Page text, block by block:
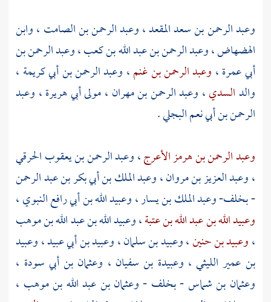
وعبد الرحمن بن سعد المقعد،وعبد الرحمن بن الصامت ،وابن
الهضهاض،وعبد الرحمن بن عبد الله بن كعب،وعبد الرحمن بن
أبي عمرة، وعبد الرحمن بن غنم، وعبد الرحمن بن أبي كريمة ،
والدالسدي، وعبد الرحمن بن مهران ، مولى أبي هريرة، وعبد
الرحمن بن أبي نعم البجلي.
وعبد الرحمن بن هرمز الأعرج،وعبد الرحمن بن يعقوب الحرقي
،وعبد العزيز بن مروان،وعبد الملك بن أبي بكر بن عبد الرحمن
- بخلف-وعبد الملك بن يسار،وعبيد الله بن أبي رافع النبوي،
وعبيد الله بن عبد الله بن عتبة،وعبيد الله بن عبد الله بن موهب
،وعبيد بن حنين،وعبيد بن سلمان،وعبيد بن أبي عبيد،وعبيد
بن عمير الليثي ، وعبيدة بن سفيان ، وعثمان بن أبي سودة ،
وعثمان بن شماس- بخلف -وعثمان بن عبد الله بن موهب ،